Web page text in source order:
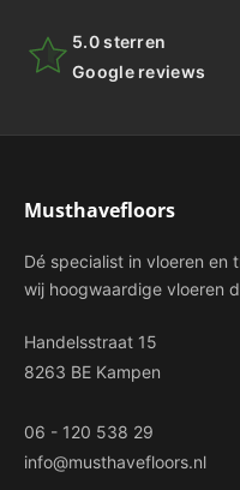
5.0 sterren
Google reviews
Musthavefloors
Dé specialist in vloeren en
wij hoogwaardige vloeren
Handelsstraat 15
8263 BE Kampen
06 - 120 538 29
info@musthavefloors.nl